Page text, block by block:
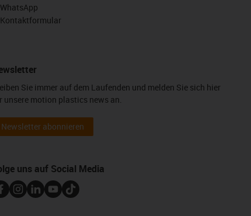
WhatsApp
Kontaktformular
Sie immer auf dem Laufenden und melden Sie sich hier
unsere motion plastics news an.
Newsletter abonnieren
uns auf Social Media